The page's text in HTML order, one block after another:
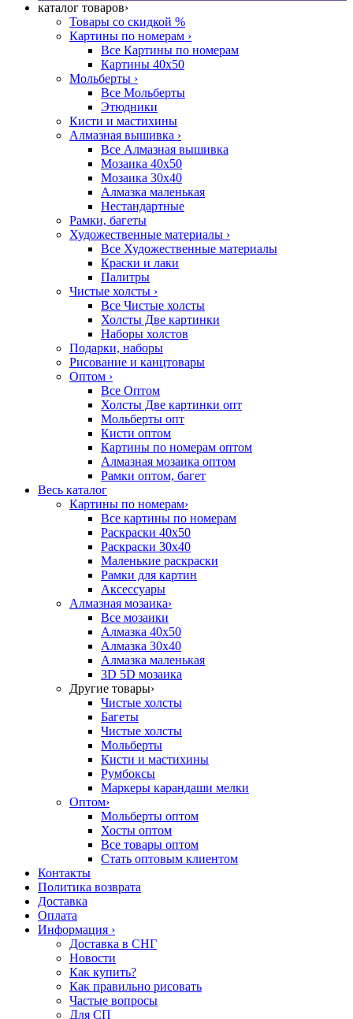
каталог товаров›
Товары со скидкой %
Картины по номерам ›
Все Картины по номерам
Картины 40x50
Мольберты ›
Все Мольберты
Этюдники
Кисти и мастихины
Алмазная вышивка ›
Все Алмазная вышивка
Мозаика 40x50
Мозаика 30x40
Алмазка маленькая
Нестандартные
Рамки, багеты
Художественные материалы ›
Все Художественные материалы
Краски и лаки
Палитры
Чистые холсты ›
Все Чистые холсты
Холсты Две картинки
Наборы холстов
Подарки, наборы
Рисование и канцтовары
Оптом ›
Все Оптом
Холсты Две картинки опт
Мольберты опт
Кисти оптом
Картины по номерам оптом
Алмазная мозаика оптом
Рамки оптом, багет
Весь каталог
Картины по номерам›
Все картины по номерам
Раскраски 40х50
Раскраски 30х40
Маленькие раскраски
Рамки для картин
Аксессуары
Алмазная мозаика›
Все мозаики
Алмазка 40х50
Алмазка 30х40
Алмазка маленькая
3D 5D мозаика
Другие товары›
Чистые холсты
Багеты
Чистые холсты
Мольберты
Кисти и мастихины
Румбоксы
Маркеры карандаши мелки
Оптом›
Мольберты оптом
Хосты оптом
Все товары оптом
Стать оптовым клиентом
Контакты
Политика возврата
Доставка
Оплата
Информация ›
Доставка в СНГ
Новости
Как купить?
Как правильно рисовать
Частые вопросы
Для СП